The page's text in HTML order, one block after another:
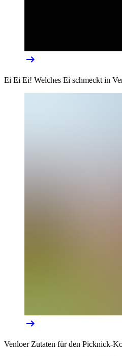
Ei Ei Ei! Welches Ei schmeckt in
Venloer Zutaten für den Picknick-